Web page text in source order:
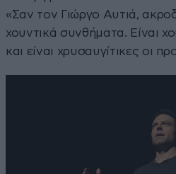
«Σαν τον Γιώργο Αυτιά,
χουντικά συνθήματα. Είναι
και είναι χρυσαυγίτικες οι